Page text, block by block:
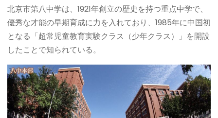
北京市第八中学は、1921年創立の歴史を持つ重点中学で、
優秀な才能の早期育成に力を入れており、1985年に中国初
となる「超常児童教育実験クラス（少年クラス）」を開設
したことで知られている。